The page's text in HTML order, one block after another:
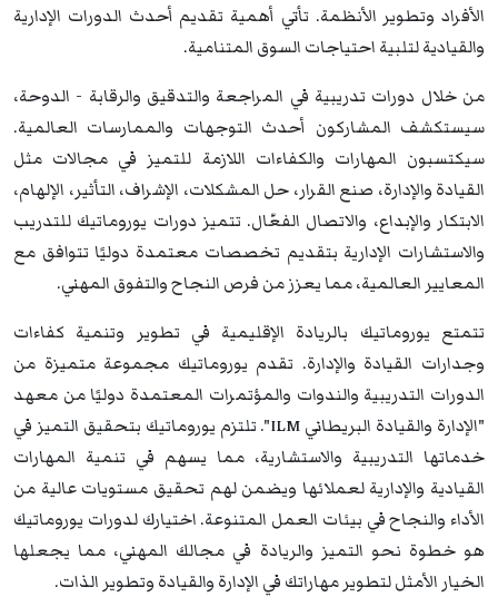
الأفراد وتطوير الأنظمة. تأتي أهمية تقديم أحدث الدورات الإدارية
والقيادية لتلبية احتياجات السوق المتنامية.
من خلال دورات تدريبية في المراجعة والتدقيق والرقابة - الدوحة،
سيستكشف المشاركون أحدث التوجهات والممارسات العالمية.
سيكتسبون المهارات والكفاءات اللازمة للتميز في مجالات مثل
القيادة والإدارة، صنع القرار، حل المشكلات، الإشراف، التأثير، الإلهام،
الابتكار والإبداع، والاتصال الفعّال. تتميز دورات يوروماتيك للتدريب
والاستشارات الإدارية بتقديم تخصصات معتمدة دوليًا تتوافق مع
المعايير العالمية، مما يعزز من فرص النجاح والتفوق المهني.
تتمتع يوروماتيك بالريادة الإقليمية في تطوير وتنمية كفاءات
وجدارات القيادة والإدارة. تقدم يوروماتيك مجموعة متميزة من
الدورات التدريبية والندوات والمؤتمرات المعتمدة دوليًا من معهد
"الإدارة والقيادة البريطاني ILM". تلتزم يوروماتيك بتحقيق التميز في
خدماتها التدريبية والاستشارية، مما يسهم في تنمية المهارات
القيادية والإدارية لعملائها ويضمن لهم تحقيق مستويات عالية من
الأداء والنجاح في بيئات العمل المتنوعة. اختيارك لدورات يوروماتيك
هو خطوة نحو التميز والريادة في مجالك المهني، مما يجعلها
الخيار الأمثل لتطوير مهاراتك في الإدارة والقيادة وتطوير الذات.